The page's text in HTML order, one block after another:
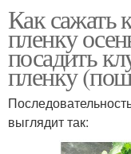
Как сажать
пленку
посадить
пленку
выглядит так: